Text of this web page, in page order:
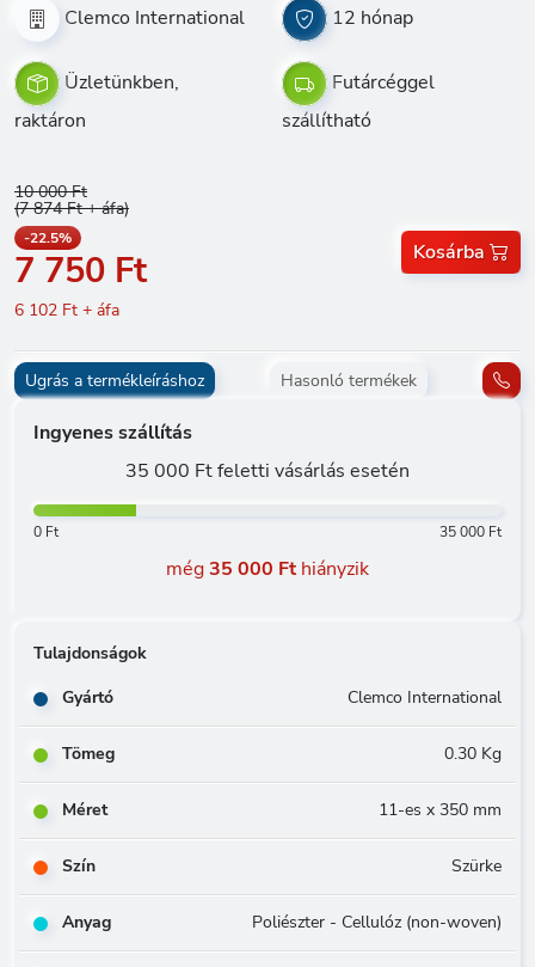
Clemco International 12 hónap
Üzletünkben,
raktáron
Futárcéggel
szállítható
10 000 Ft
(7 874 Ft + áfa)
-22.5%
7 750 Ft
6 102 Ft + áfa
Kosárba
Ugrás a termékleíráshoz Hasonló termékek
Ingyenes szállítás
35 000 Ft feletti vásárlás esetén
0 Ft 35 000 Ft
még35 000 Fthiányzik
Tulajdonságok
Gyártó
Clemco International
Tömeg 0.30 Kg
Méret 11-es x 350 mm
Szín Szürke
Anyag Poliészter - Cellulóz (non-woven)